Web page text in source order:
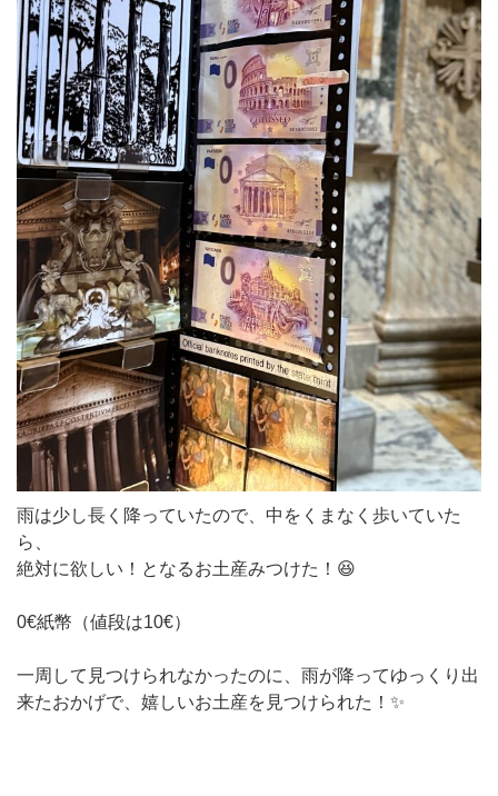
雨は少し長く降っていたので、中をくまなく歩いていた
ら、
絶対に欲しい！となるお土産みつけた！😆
0€紙幣（値段は10€）
一周して見つけられなかったのに、雨が降ってゆっくり出
来たおかげで、嬉しいお土産を見つけられた！✨️